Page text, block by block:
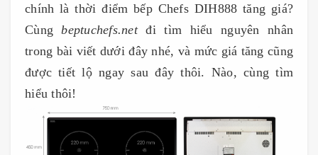
chính là thời điểm bếp Chefs DIH888 tăng giá?
Cùngbeptuchefs.netđi tìm hiểu nguyên nhân
trong bài viết dưới đây nhé, và mức giá tăng cũng
được tiết lộ ngay sau đây thôi. Nào, cùng tìm
hiểu thôi!